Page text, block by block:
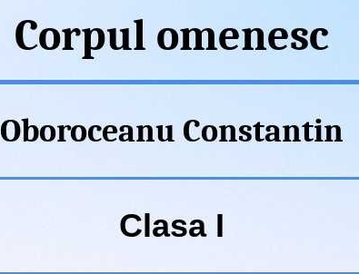
Corpul omenesc
Oboroceanu Constantin
Clasa I